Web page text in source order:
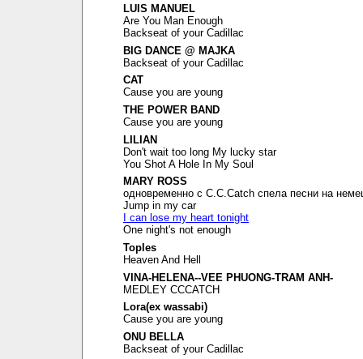
LUIS MANUEL
Are You Man Enough
Backseat of your Cadillac
BIG DANCE @ MAJKA
Backseat of your Cadillac
CAT
Cause you are young
THE POWER BAND
Cause you are young
LILIAN
Don't wait too long My lucky star
You Shot A Hole In My Soul
MARY ROSS
одновременно с C.C.Catch спела песни на
Jump in my car
I can lose my heart tonight
One night's not enough
Toples
Heaven And Hell
VINA-HELENA--VEE PHUONG-TRAM ANH-
MEDLEY CCCATCH
Lora(ex wassabi)
Cause you are young
ONU BELLA
Backseat of your Cadillac